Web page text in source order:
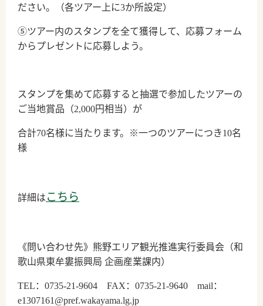
ださい。（各ツアー上に3か所設定）
⑤ツアー内のスタンプを全て獲得して、応募フォーム
からプレゼントに応募しよう。
スタンプを集めて応募すると抽選で参加したツアーの
ご当地賞品（2,000円相当）が
合計70名様に当たります。※一つのツアーにつき10名
様
詳細は こちら
《問い合わせ先》熊野エリア観光推進実行委員会（和
歌山県東牟婁振興局 企画産業課内）
TEL：0735-21-9604 FAX：0735-21-9640 mail：
e1307161@pref.wakayama.lg.jp